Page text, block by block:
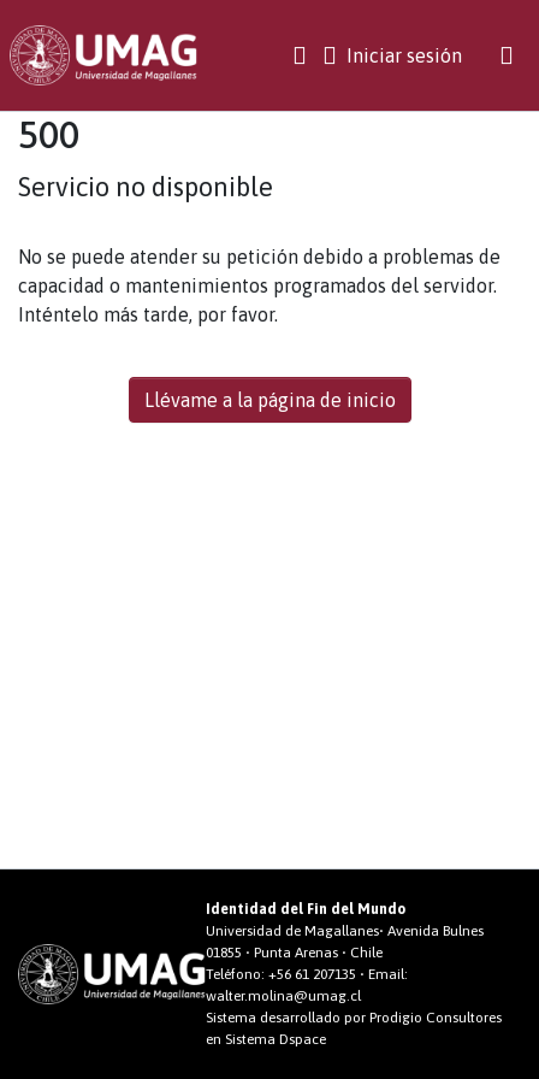
Iniciar sesión(current)
500
Servicio no disponible
No se puede atender su petición debido a problemas de
capacidad o mantenimientos programados del servidor.
Inténtelo más tarde, por favor.
Llévame a la página de inicio
Identidad del Fin del Mundo
Universidad de Magallanes• Avenida Bulnes
01855 • Punta Arenas • Chile
Teléfono:+56 61 207135 • Email:
walter.molina@umag.cl
Sistema desarrollado por Prodigio Consultores
en Sistema Dspace